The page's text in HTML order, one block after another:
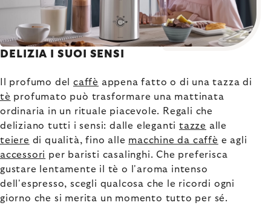
DELIZIA I SUOI SENSI
Il profumo delcaffè appena fatto o di una tazza di
tè profumato può trasformare una mattinata
ordinaria in un rituale piacevole. Regali che
deliziano tutti i sensi: dalle eleganti tazze alle
teiere di qualità, fino alle macchine da caffè e agli
accessori per baristi casalinghi. Che preferisca
gustare lentamente il tè o l'aroma intenso
dell'espresso, scegli qualcosa che le ricordi ogni
giorno che si merita un momento tutto per sé.